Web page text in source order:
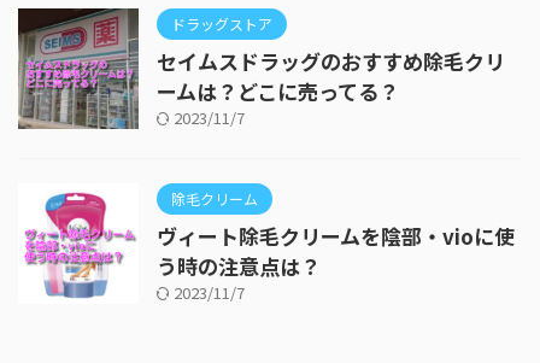
ドラッグストア
セイムスドラッグのおすすめ除毛クリ
ームは？どこに売ってる？
2023/11/7
除毛クリーム
ヴィート除毛クリームを陰部・vioに使
う時の注意点は？
2023/11/7